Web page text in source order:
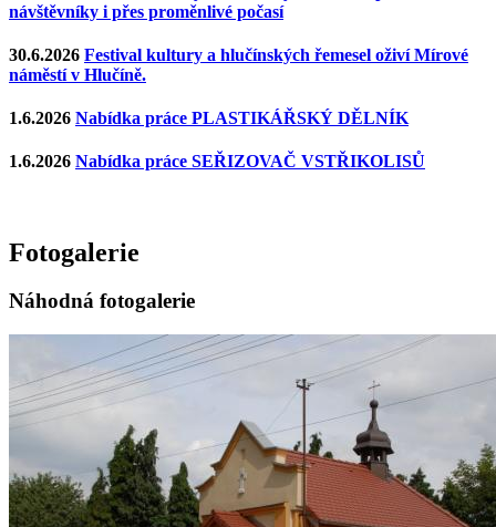
návštěvníky i přes proměnlivé počasí
30.6.2026 Festival kultury a hlučínských řemesel oživí Mírové
náměstí v Hlučíně.
1.6.2026 Nabídka práce PLASTIKÁŘSKÝ DĚLNÍK
1.6.2026 Nabídka práce SEŘIZOVAČ VSTŘIKOLISŮ
Fotogalerie
Náhodná fotogalerie